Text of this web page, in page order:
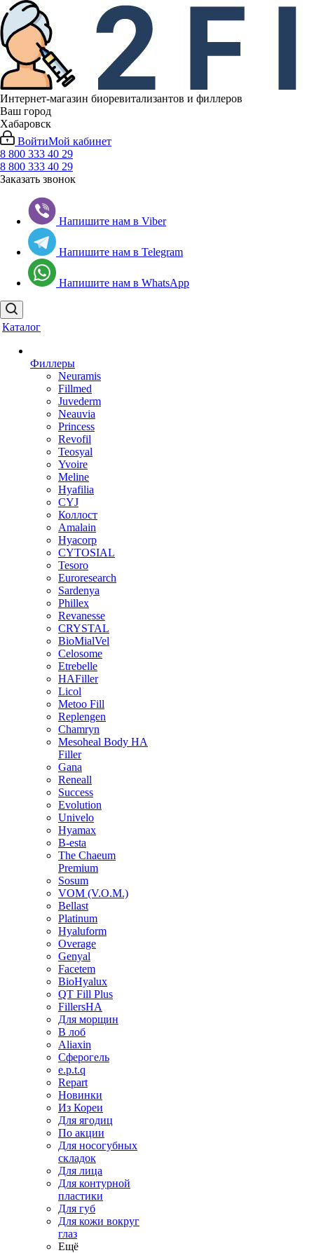
Интернет-магазин биоревитализантов и филлеров
Ваш город
Хабаровск
ВойтиМой кабинет
8 800 333 40 29
8 800 333 40 29
Заказать звонок
Напишите нам в Viber
Напишите нам в Telegram
Напишите нам в WhatsApp
Каталог
Филлеры
Neuramis
Fillmed
Juvederm
Neauvia
Princess
Revofil
Teosyal
Yvoire
Meline
Hyafilia
CYJ
Коллост
Amalain
Hyacorp
CYTOSIAL
Tesoro
Euroresearch
Sardenya
Phillex
Revanesse
CRYSTAL
BioMialVel
Celosome
Etrebelle
HAFiller
Licol
Metoo Fill
Replengen
Chamryn
Mesoheal Body HA
Filler
Gana
Reneall
Success
Evolution
Univelo
Hyamax
B-esta
The Chaeum
Premium
Sosum
VOM (V.O.M.)
Bellast
Platinum
Hyaluform
Overage
Genyal
Facetem
BioHyalux
QT Fill Plus
FillersHA
Для морщин
В лоб
Aliaxin
Сферогель
e.p.t.q
Repart
Новинки
Из Кореи
Для ягодиц
По акции
Для носогубных
складок
Для лица
Для контурной
пластики
Для губ
Для кожи вокруг
глаз
Ещё